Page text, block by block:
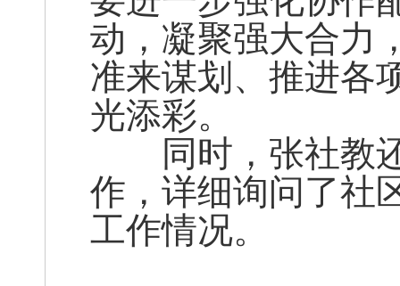
动，凝聚强大合力
准来谋划、推进各
光添彩。
同时，张社教还
作，详细询问了社
工作情况。